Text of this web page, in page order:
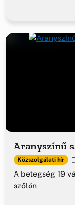
Aranyszínű
Közszolgálati hír
A betegség 19
szőlőn